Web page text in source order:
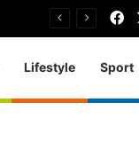
Lifestyle Sport